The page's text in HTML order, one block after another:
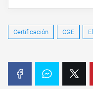
Certificación CGE